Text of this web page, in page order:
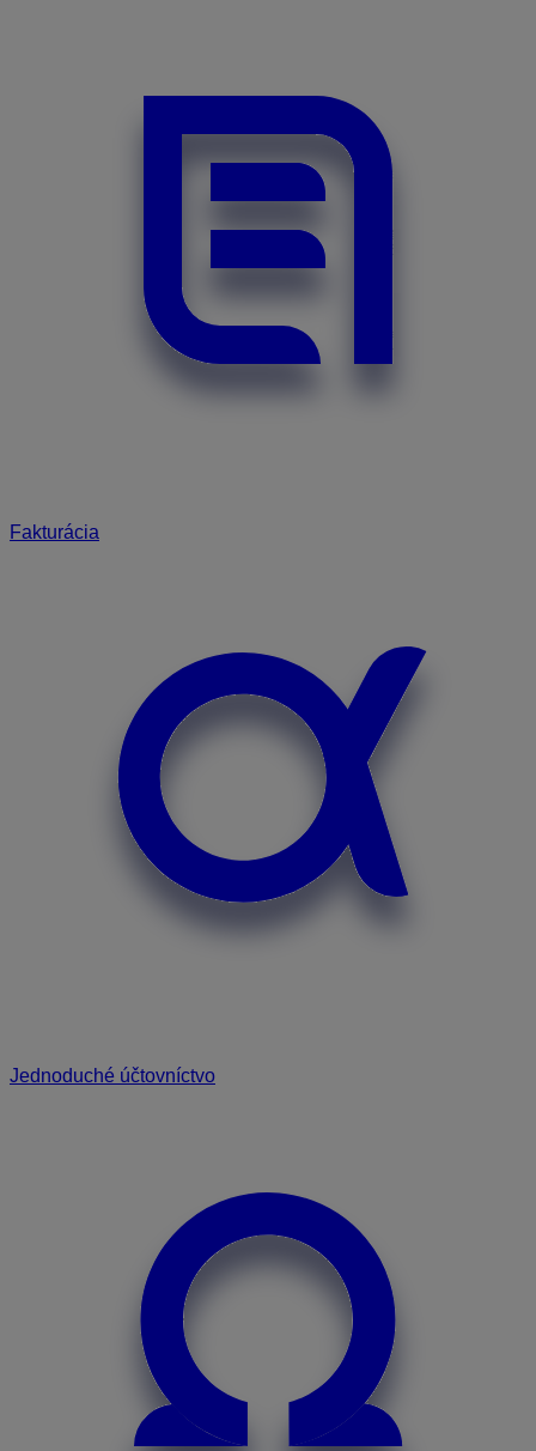
Fakturácia
Jednoduché účtovníctvo